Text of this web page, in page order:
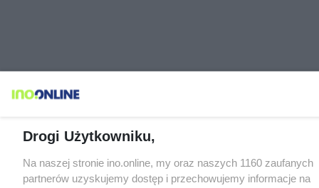
Drogi Użytkowniku,
Na naszej stronie ino.online, my oraz naszych 1160 zaufanych
partnerów uzyskujemy dostęp i przechowujemy informacje na